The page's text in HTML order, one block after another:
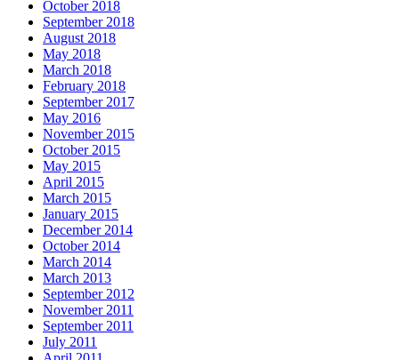
October 2018
September 2018
August 2018
May 2018
March 2018
February 2018
September 2017
May 2016
November 2015
October 2015
May 2015
April 2015
March 2015
January 2015
December 2014
October 2014
March 2014
March 2013
September 2012
November 2011
September 2011
July 2011